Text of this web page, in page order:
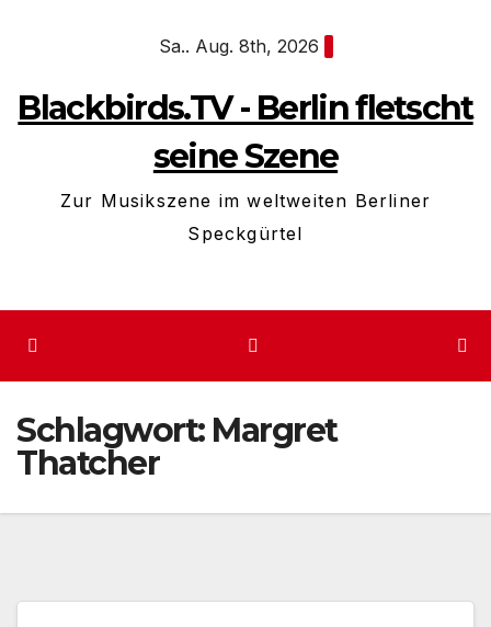
Sa.. Aug. 8th, 2026
Blackbirds.TV - Berlin fletscht
seine Szene
Zur Musikszene im weltweiten Berliner
Speckgürtel
Schlagwort: Margret
Thatcher